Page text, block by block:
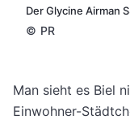
Der Glycine Airman
© PR
Man sieht es Biel
Einwohner-